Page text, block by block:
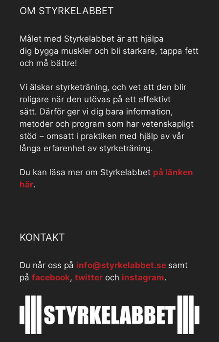
OM STYRKELABBET
Målet med Styrkelabbet är att hjälpa
dig bygga muskler och bli starkare, tappa fett
och må bättre!
Vi älskar styrketräning, och vet att den blir
roligare när den utövas på ett effektivt
sätt. Därför ger vi dig bara information,
metoder och program som har vetenskapligt
stöd – omsatt i praktiken med hjälp av vår
långa erfarenhet av styrketräning.
Du kan läsa mer om Styrkelabbet på länken
här.
KONTAKT
Du når oss på info@styrkelabbet.se samt
på facebook, twitter och instagram.